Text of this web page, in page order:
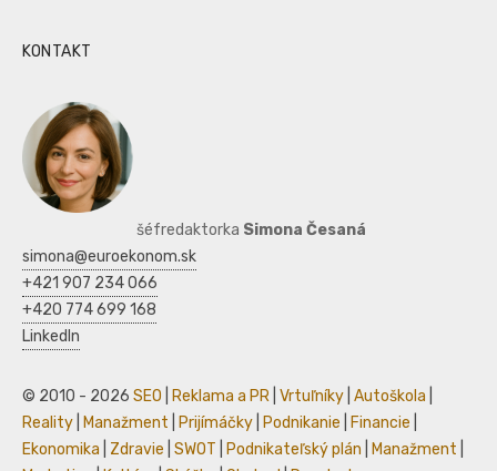
KONTAKT
šéfredaktorka Simona Česaná
simona@euroekonom.sk
+421 907 234 066
+420 774 699 168
LinkedIn
© 2010 - 2026 SEO Reklama a PR Vrtuľníky Autoškola
Reality
Manažment Prijímáčky Podnikanie Financie
Ekonomika
Zdravie SWOT Podnikateľský plán Manažment